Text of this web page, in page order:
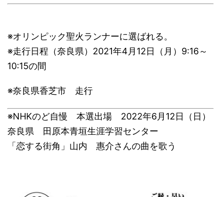
※オリンピック聖火ランナーに選ばれる。
※走行日程（奈良県）2021年4月12日（月）9:16～
10:15の間
※奈良県香芝市 走行
※NHKのど自慢 本選出場 2022年6月12日（日）
奈良県 田原本青垣生涯学習センター
「恋する街角」山内 惠介さんの曲を歌う